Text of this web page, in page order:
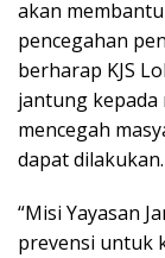
akan
pencegahan
berharap KJS
jantung kepada
mencegah
dapat dilakukan.
“Misi Yayasan
prevensi untuk